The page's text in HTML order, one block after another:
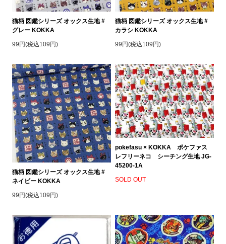
猫柄 図鑑シリーズ オックス生地 #
グレー KOKKA
99円(税込109円)
猫柄 図鑑シリーズ オックス生地 #
カラシ KOKKA
99円(税込109円)
猫柄 図鑑シリーズ オックス生地 #
ネイビー KOKKA
99円(税込109円)
pokefasu × KOKKA ポケファス
レフリーネコ シーチング生地 JG-
45200-1A
SOLD OUT